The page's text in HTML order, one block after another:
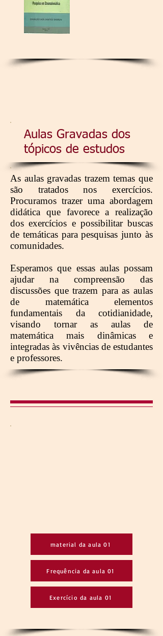
Aulas Gravadas dos
tópicos de estudos
As aulas gravadas trazem temas que
são tratados nos exercícios.
Procuramos trazer uma abordagem
didática que favorece a realização
dos exercícios e possibilitar buscas
de temáticas para pesquisas junto às
comunidades.
Esperamos que essas aulas possam
ajudar na compreensão das
discussões que trazem para as aulas
de matemática elementos
fundamentais da cotidianidade,
visando tornar as aulas de
matemática mais dinâmicas e
integradas às vivências de estudantes
e professores.
material da aula 01
Frequência da aula 01
Exercício da aula 01